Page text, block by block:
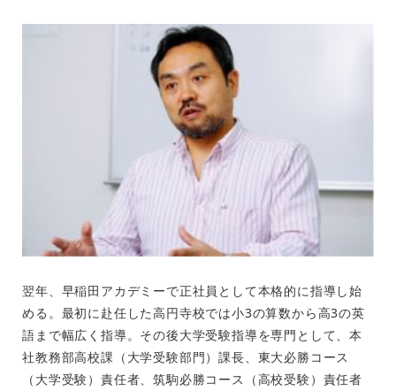
翌年、早稲田アカデミーで正社員として本格的に指導し始
める。最初に赴任した高円寺校では小3の算数から高3の英
語まで幅広く指導。その後大学受験指導を専門として、本
社教務部高校課（大学受験部門）課長、東大必勝コース
（大学受験）責任者、筑駒必勝コース（高校受験）責任者